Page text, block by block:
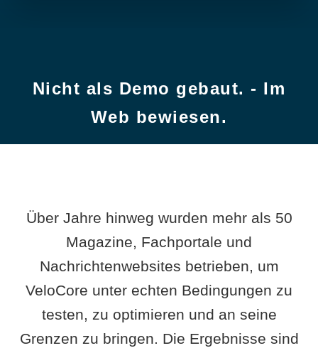
Nicht als Demo gebaut. - Im
Web bewiesen.
Über Jahre hinweg wurden mehr als 50
Magazine, Fachportale und
Nachrichtenwebsites betrieben, um
VeloCore unter echten Bedingungen zu
testen, zu optimieren und an seine
Grenzen zu bringen. Die Ergebnisse sind